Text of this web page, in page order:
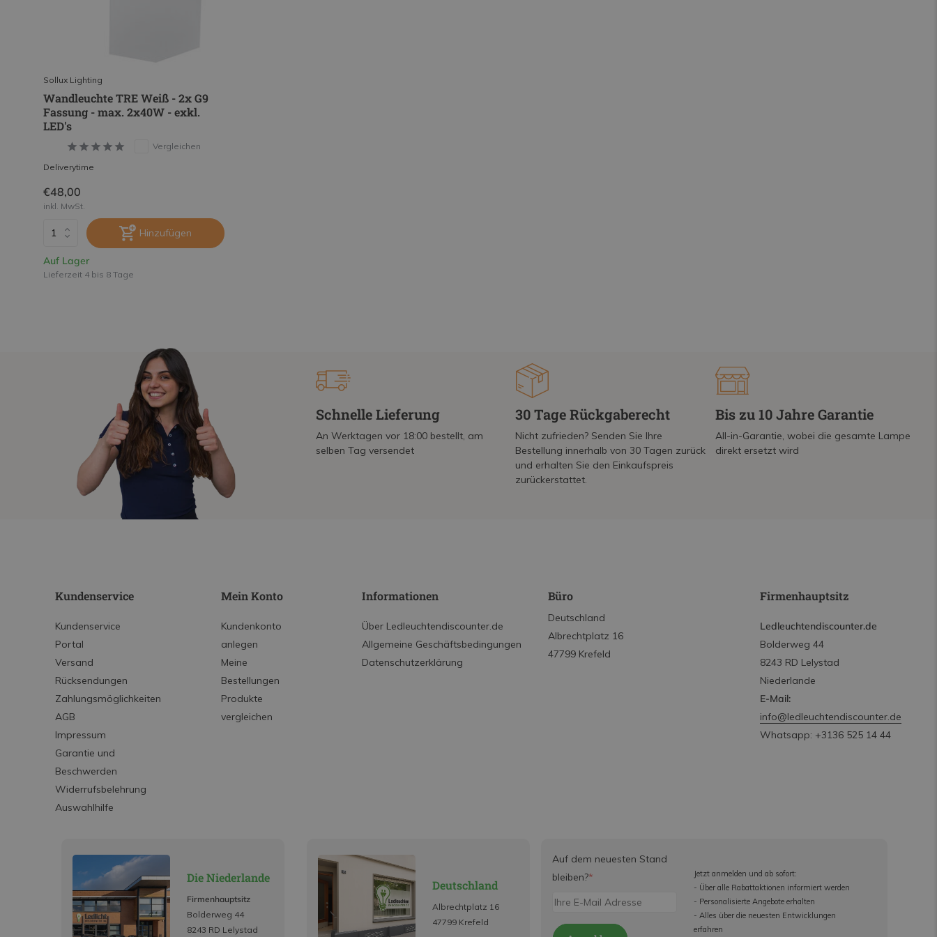
Sollux Lighting
Wandleuchte TRE Weiß - 2x G9
Fassung - max. 2x40W - exkl.
LED's
Vergleichen
Deliverytime
€48,00
inkl. MwSt.
Hinzufügen
Auf Lager
Lieferzeit 4 bis 8 Tage
Schnelle Lieferung
An Werktagen vor 18:00 bestellt, am
selben Tag versendet
30 Tage Rückgaberecht
Nicht zufrieden? Senden Sie Ihre
Bestellung innerhalb von 30 Tagen zurück
und erhalten Sie den Einkaufspreis
zurückerstattet.
Bis zu 10 Jahre Garantie
All-in-Garantie, wobei die gesamte Lampe
direkt ersetzt wird
Kundenservice
Kundenservice
Portal
Versand
Rücksendungen
Zahlungsmöglichkeiten
AGB
Impressum
Garantie und
Beschwerden
Widerrufsbelehrung
Auswahlhilfe
Mein Konto
Kundenkonto
anlegen
Meine
Bestellungen
Produkte
vergleichen
Informationen
Über Ledleuchtendiscounter.de
Allgemeine Geschäftsbedingungen
Datenschutzerklärung
Büro
Deutschland
Albrechtplatz 16
47799 Krefeld
Firmenhauptsitz
Ledleuchtendiscounter.de
Bolderweg 44
8243 RD Lelystad
Niederlande
E-Mail:
info@ledleuchtendiscounter.de
Whatsapp: +3136 525 14 44
Die Niederlande
Firmenhauptsitz
Bolderweg 44
8243 RD Lelystad
Deutschland
Albrechtplatz 16
47799 Krefeld
Auf dem neuesten Stand
bleiben?*
Jetzt anmelden und ab sofort:
- Über alle Rabattaktionen informiert werden
- Personalisierte Angebote erhalten
- Alles über die neuesten Entwicklungen
erfahren